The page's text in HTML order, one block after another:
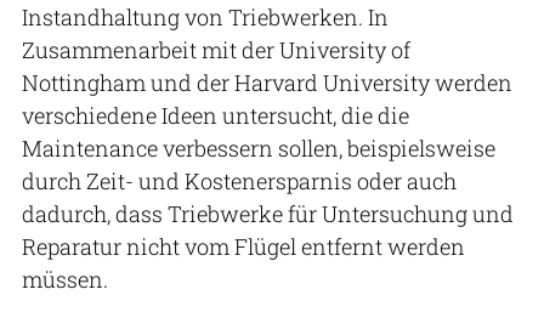
Instandhaltung von Triebwerken. In
Zusammenarbeit mit der University of
Nottingham und der Harvard University werden
verschiedene Ideen untersucht, die die
Maintenance verbessern sollen, beispielsweise
durch Zeit- und Kostenersparnis oder auch
dadurch, dass Triebwerke für Untersuchung und
Reparatur nicht vom Flügel entfernt werden
müssen.